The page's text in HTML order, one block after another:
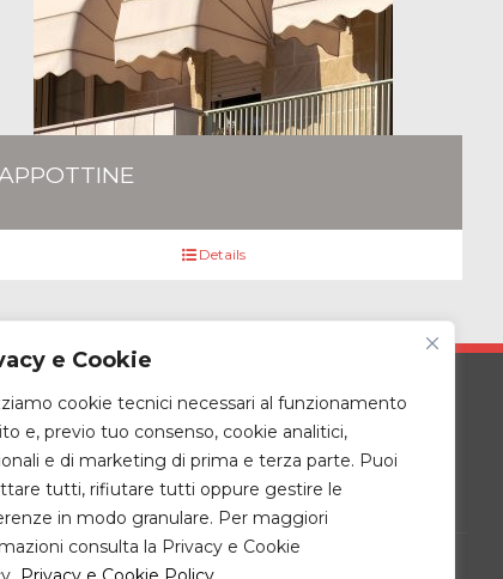
e Cookie
cookie tecnici necessari al funzionamento
e, previo tuo consenso, cookie analitici,
e di marketing di prima e terza parte. Puoi
tutti, rifiutare tutti oppure gestire le
in modo granulare. Per maggiori
consulta la Privacy e Cookie
Details
e LVT
Zona giorno
Ingressi – living –
complementi